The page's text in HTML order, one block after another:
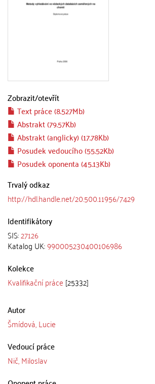
Zobrazit/otevřít
Text práce (8.527Mb)
Abstrakt (79.57Kb)
Abstrakt (anglicky) (17.78Kb)
Posudek vedoucího (55.52Kb)
Posudek oponenta (45.13Kb)
Trvalý odkaz
http://hdl.handle.net/20.500.11956/7429
Identifikátory
SIS:27126
Katalog UK:990005230400106986
Kolekce
Kvalifikační práce [25332]
Autor
Šmídová, Lucie
Vedoucí práce
Nič, Miloslav